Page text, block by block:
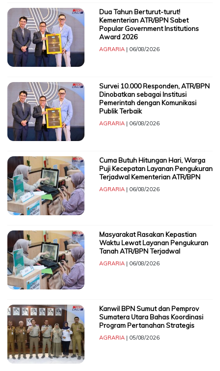
Copyright
2026
Delidaily
Allright
CONTACT
US
Upi
Themes
Level
99,
Jl.
Merdeka
17,
Jakarta,
Telp:
123456789
PT
Upi
Themes
Tbk
Dua Tahun Berturut-turut!
Kementerian ATR/BPN Sabet
Popular Government Institutions
Award 2026
AGRARIA| 06/08/2026
Survei 10.000 Responden, ATR/BPN
Dinobatkan sebagai Institusi
Pemerintah dengan Komunikasi
Publik Terbaik
AGRARIA| 06/08/2026
Cuma Butuh Hitungan Hari, Warga
Puji Kecepatan Layanan Pengukuran
Terjadwal Kementerian ATR/BPN
AGRARIA| 06/08/2026
Masyarakat Rasakan Kepastian
Waktu Lewat Layanan Pengukuran
Tanah ATR/BPN Terjadwal
AGRARIA| 06/08/2026
Kanwil BPN Sumut dan Pemprov
Sumatera Utara Bahas Koordinasi
Program Pertanahan Strategis
AGRARIA| 05/08/2026